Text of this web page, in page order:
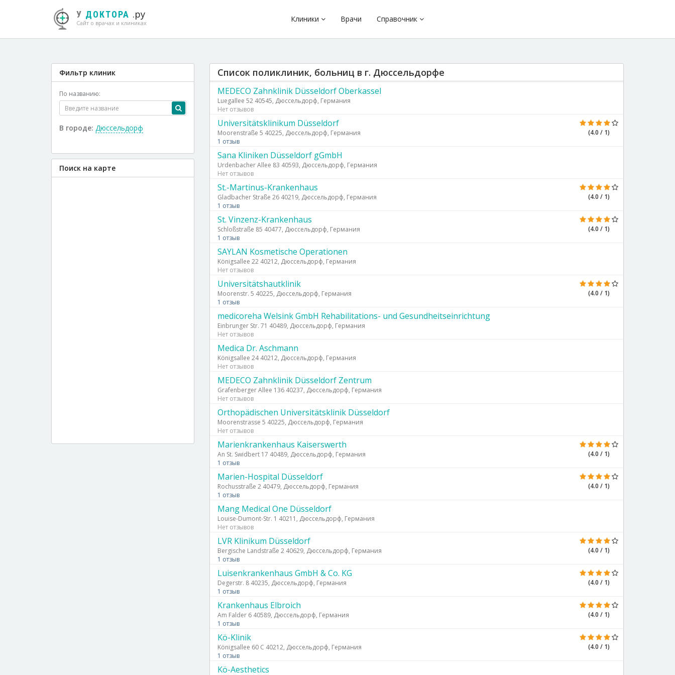
У ДОКТОРА .ру
Сайт о врачах и клиниках Клиники Врачи Справочник
Список поликлиник, больниц в г. Дюссельдорфе
MEDECO Zahnklinik Düsseldorf Oberkassel
Luegallee 52 40545, Дюссельдорф, Германия
Нет отзывов
(4.0 / 1)
Universitätsklinikum Düsseldorf
Moorenstraße 5 40225, Дюссельдорф, Германия
1 отзыв
Sana Kliniken Düsseldorf gGmbH
Urdenbacher Allee 83 40593, Дюссельдорф, Германия
Нет отзывов
(4.0 / 1)
St.-Martinus-Krankenhaus
Gladbacher Straße 26 40219, Дюссельдорф, Германия
1 отзыв
(4.0 / 1)
St. Vinzenz-Krankenhaus
Schloßstraße 85 40477, Дюссельдорф, Германия
1 отзыв
SAYLAN Kosmetische Operationen
Königsallee 22 40212, Дюссельдорф, Германия
Нет отзывов
(4.0 / 1)
Universitätshautklinik
Moorenstr. 5 40225, Дюссельдорф, Германия
1 отзыв
medicoreha Welsink GmbH Rehabilitations- und Gesundheitseinrichtung
Einbrunger Str. 71 40489, Дюссельдорф, Германия
Нет отзывов
Medica Dr. Aschmann
Königsallee 24 40212, Дюссельдорф, Германия
Нет отзывов
MEDECO Zahnklinik Düsseldorf Zentrum
Grafenberger Allee 136 40237, Дюссельдорф, Германия
Нет отзывов
Orthopädischen Universitätsklinik Düsseldorf
Moorenstrasse 5 40225, Дюссельдорф, Германия
Нет отзывов
(4.0 / 1)
Marienkrankenhaus Kaiserswerth
An St. Swidbert 17 40489, Дюссельдорф, Германия
1 отзыв
(4.0 / 1)
Marien-Hospital Düsseldorf
Rochusstraße 2 40479, Дюссельдорф, Германия
1 отзыв
Mang Medical One Düsseldorf
Louise-Dumont-Str. 1 40211, Дюссельдорф, Германия
Нет отзывов
(4.0 / 1)
LVR Klinikum Düsseldorf
Bergische Landstraße 2 40629, Дюссельдорф, Германия
1 отзыв
(4.0 / 1)
Luisenkrankenhaus GmbH & Co. KG
Degerstr. 8 40235, Дюссельдорф, Германия
1 отзыв
(4.0 / 1)
Krankenhaus Elbroich
Am Falder 6 40589, Дюссельдорф, Германия
1 отзыв
(4.0 / 1)
Kö-Klinik
Königsallee 60 C 40212, Дюссельдорф, Германия
1 отзыв
Kö-Aesthetics
Фильтр клиник
По названию:
В городе: Дюссельдорф
Поиск на карте